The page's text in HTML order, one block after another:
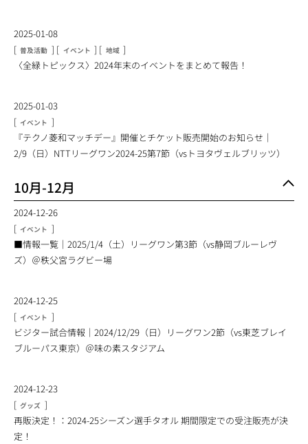
2025-01-08
[ 普及活動 ] [ イベント ] [ 地域 ]
〈全緑トピックス〉2024年末のイベントをまとめて報告！
2025-01-03
[ イベント ]
『テクノ菱和マッチデー』開催とチケット販売開始のお知らせ｜
2/9（日）NTTリーグワン2024-25第7節（vsトヨタヴェルブリッツ）
10月-12月
2024-12-26
[ イベント ]
■情報一覧｜2025/1/4（土）リーグワン第3節（vs静岡ブルーレヴ
ズ）＠秩父宮ラグビー場
2024-12-25
[ イベント ]
ビジター試合情報｜2024/12/29（日）リーグワン2節（vs東芝ブレイ
ブルーパス東京）＠味の素スタジアム
2024-12-23
[ グッズ ]
再販決定！：2024-25シーズン選手タオル 期間限定での受注販売が決
定！